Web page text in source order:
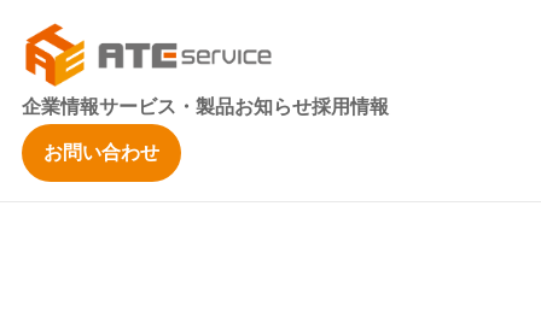
企業情報サービス・製品お知らせ採用情報
お問い合わせ